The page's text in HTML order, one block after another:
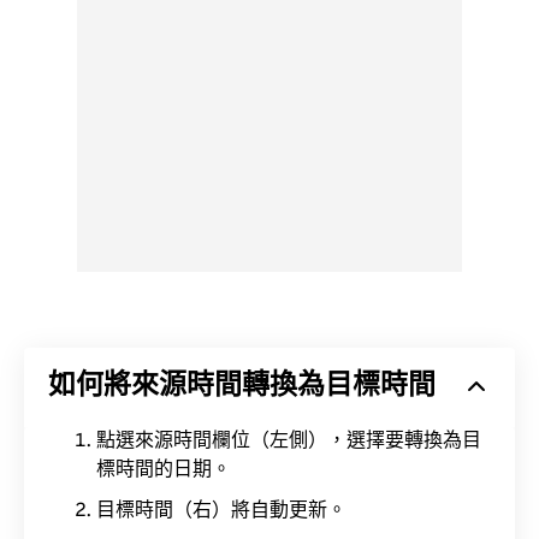
如何將來源時間轉換為目標時間
點選來源時間欄位（左側），選擇要轉換為目
標時間的日期。
目標時間（右）將自動更新。